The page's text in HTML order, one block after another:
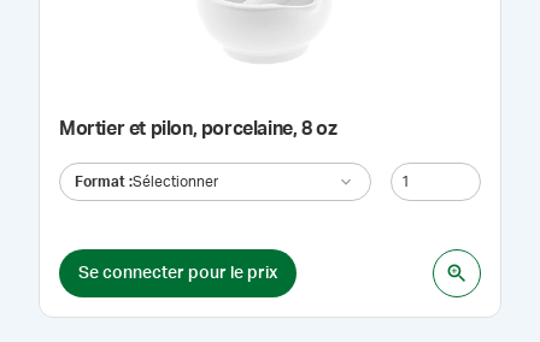
Mortier et pilon, porcelaine, 8 oz
Format :Sélectionner
Se connecter pour le prix